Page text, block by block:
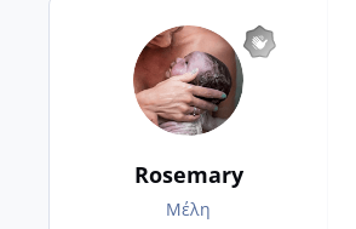
Rosemary
Μέλη